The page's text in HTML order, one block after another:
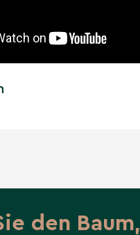
den Baum,